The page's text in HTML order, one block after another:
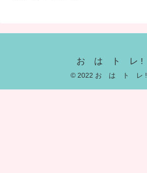
お は ト レ !
© 2022 お は ト レ !.